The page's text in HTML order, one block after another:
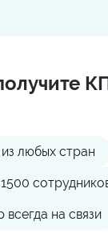
любых стран
на связи